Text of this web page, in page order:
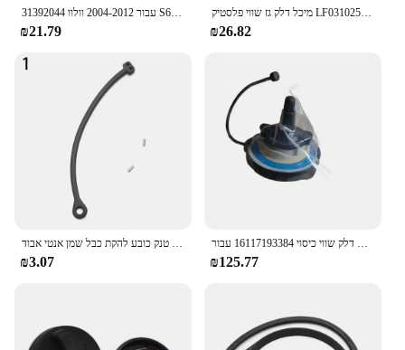
31392044 עבור 2004-2012 וולוו S60 S40 S80 V60 V70 XC90 XC60 XC70 גז טנק דלק מילוי כובע W/לקשור רצועת 31261716 אביזרי רכב
₪21.79
מיכל דלק גז שווי פלסטיק LF0310250 עבור מאזדה 3 6 2014 2015 2016 2018 2019 CX-3 CX-9 2016 2017 2018 2019 CX-5 2013-2019
₪26.82
אוניברסלי אוטומטי חלקי דלק טנק כובע להקת כבל שמן אנטי אבוד Cap קבוע מתיחה כבל מתאים עבור פולקסווגן אאודי
₪3.07
דלק שווי כיסוי 16117193384 עבור BMW סדרת X5 E53 Z4 E85 Z4 E86
₪125.77